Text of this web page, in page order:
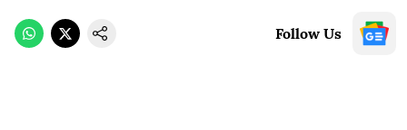
Follow Us